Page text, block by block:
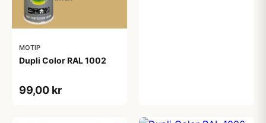
MOTIP
Dupli Color RAL 1002
99,00 kr